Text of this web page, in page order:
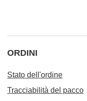
ORDINI
Stato dell'ordine
Tracciabilità del pacco